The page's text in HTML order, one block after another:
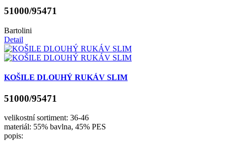
51000/95471
Bartolini
Detail
KOŠILE DLOUHÝ RUKÁV SLIM
51000/95471
velikostní sortiment: 36-46
materiál: 55% bavlna, 45% PES
popis: